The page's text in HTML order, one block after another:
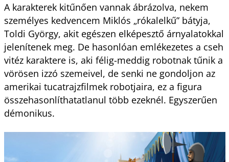
A karakterek kitűnően vannak ábrázolva, nekem
személyes kedvencem Miklós „rókalelkű” bátyja,
Toldi György, akit egészen elképesztő árnyalatokkal
jelenítenek meg. De hasonlóan emlékezetes a cseh
vitéz karaktere is, aki félig-meddig robotnak tűnik a
vörösen izzó szemeivel, de senki ne gondoljon az
amerikai tucatrajzfilmek robotjaira, ez a figura
összehasonlíthatatlanul több ezeknél. Egyszerűen
démonikus.